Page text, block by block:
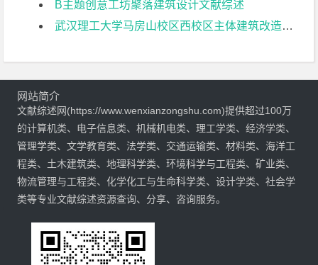
B主题创意工坊聚落建筑设计文献综述
武汉理工大学马房山校区西校区主体建筑改造与景观设计文献综述
网站简介
文献综述网(https://www.wenxianzongshu.com)提供超过100万
的计算机类、电子信息类、机械机电类、理工学类、经济学类、
管理学类、文学教育类、法学类、交通运输类、材料类、海洋工
程类、土木建筑类、地理科学类、环境科学与工程类、矿业类、
物流管理与工程类、化学化工与生命科学类、设计学类、社会学
类等专业文献综述资源查询、分享、咨询服务。